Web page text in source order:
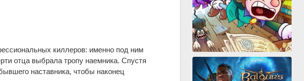
киллеров: именно под ним
отца выбрала тропу наемника. Спустя
наставника, чтобы наконец